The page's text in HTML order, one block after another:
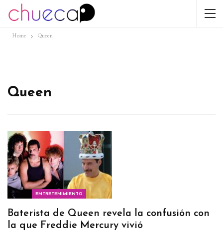
Home Queen
Queen
ENTRETENIMIENTO
Baterista de Queen revela la confusión con
la que Freddie Mercury vivió